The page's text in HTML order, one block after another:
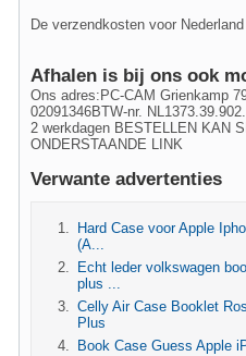
De verzendkosten voor
Afhalen is bij ons ook
Ons adres:PC-CAM Grienkamp
02091346BTW-nr.
2 werkdagen BESTELLEN KAN
ONDERSTAANDE LINK
Verwante advertenties
Hard Case voor Apple
(A...
Echt leder volkswagen
plus ...
Celly Air Case Booklet
Plus
Book Case Guess Apple